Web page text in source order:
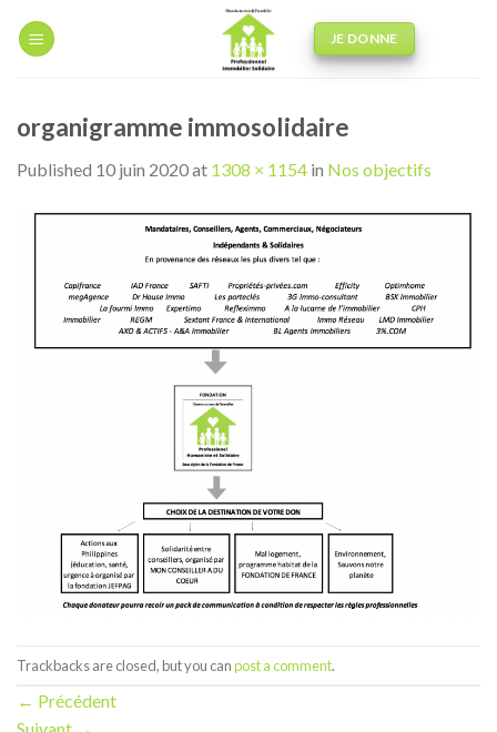
JE DONNE
organigramme immosolidaire
Published 10 juin 2020at 1308 × 1154 in Nos objectifs
Trackbacks are closed, but you canpost a comment.
← Précédent